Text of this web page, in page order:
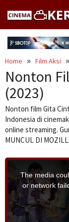
Home Film Aksi
Nonton
(2023)
Nonton film Gita
Indonesia di
online streaming.
MUNCUL DI
h
m
o
a
The media
or network